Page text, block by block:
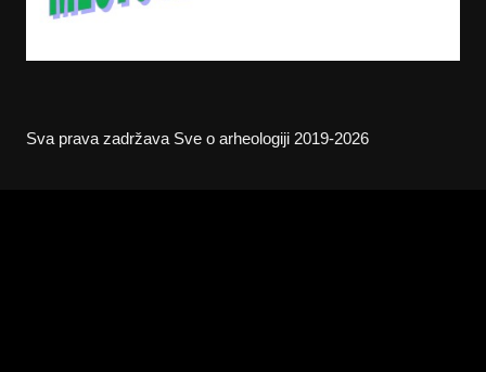
Sva prava zadržava Sve o arheologiji 2019-2026